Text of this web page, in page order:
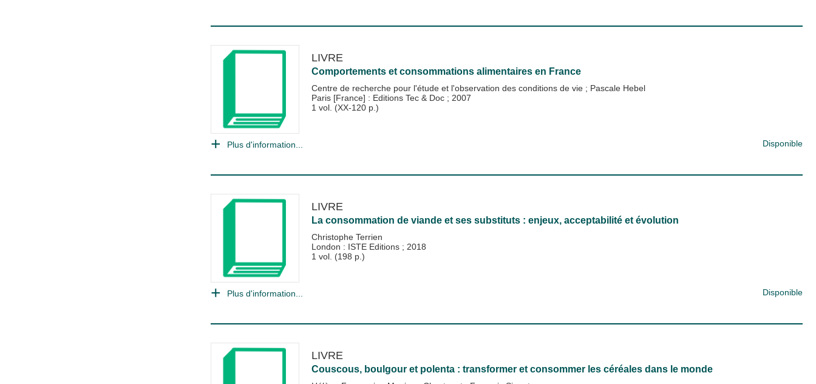
LIVRE
Comportements et consommations alimentaires en France
Centre de recherche pour l'étude et l'observation des conditions de vie ; Pascale Hebel
Paris [France] : Editions Tec & Doc ; 2007
1 vol. (XX-120 p.)
Plus d'information... Disponible
LIVRE
La consommation de viande et ses substituts : enjeux, acceptabilité et évolution
Christophe Terrien
London : ISTE Editions ; 2018
1 vol. (198 p.)
Plus d'information... Disponible
LIVRE
Couscous, boulgour et polenta : transformer et consommer les céréales dans le monde